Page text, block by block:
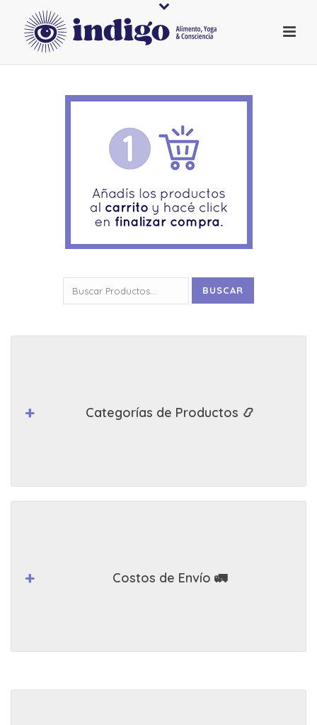
por:
BUSCAR
Categorías de Productos 📿
Costos de Envío 🚛